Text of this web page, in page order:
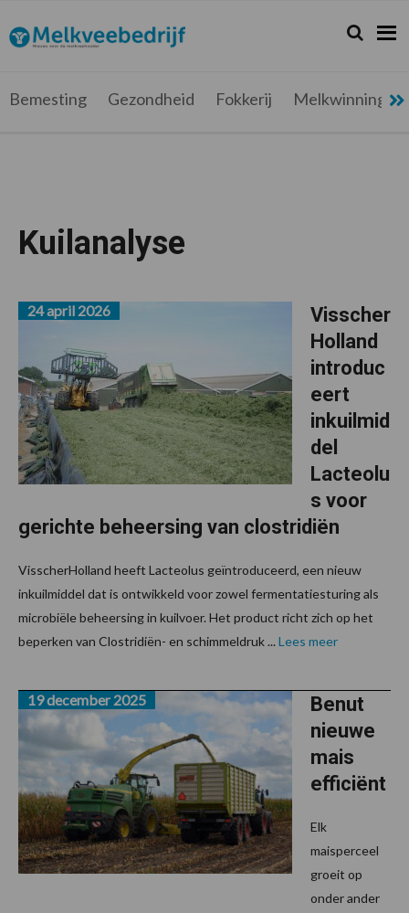
de
hoofdnavigatie
de
hoofd
de
voettekst
Melkveebedrijf.be
Nieuws
melkveehouder
Zoeken...
Zoek
Bemesting Gezondheid Fokkerij Melkwinning
Kuilanalyse
Visscher
Holland
introduc
eert
inkuilmid
del
Lacteolu
s voor
gerichte beheersing van clostridiën
24 april 2026
VisscherHolland heeft Lacteolus geïntroduceerd, een nieuw
inkuilmiddel dat is ontwikkeld voor zowel fermentatiesturing als
microbiële beheersing in kuilvoer. Het product richt zich op het
beperken van Clostridiën- en schimmeldruk ... Lees meer
Benut
nieuwe
mais
efficiënt
19 december 2025
Elk
maisperceel
groeit op
onder ander